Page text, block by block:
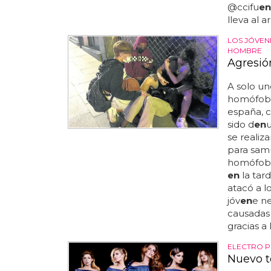
@ccifuen
lleva al
LOS
HOMBRE
A solo
españa,
sido den
se
para
enla
atacó a
jóvene
gracias
ELECTRO
Nuevo